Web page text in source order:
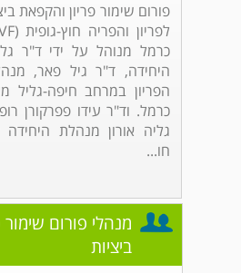
פורום שימור פריון והקפאת
כרמל מנוהל על ידי ד"ר
היחידה, ד"ר גיל פאר,
הפריון במרחב חיפה-גליל
כרמל. וד"ר עידו פפרקורן
גליה אורון מנהלת היחידה
חו...
מנהלי פורום
ביציות